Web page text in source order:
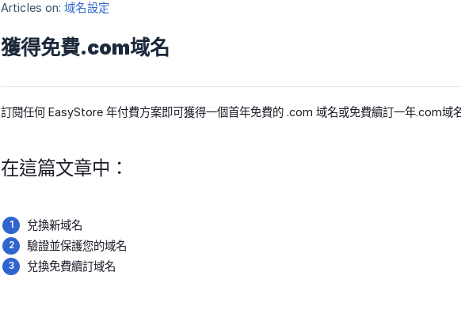
Articles on: 域名設定
獲得免費.com域名
訂閱任何 EasyStore 年付費方案即可獲得一個首年免費的 .com 域名或免費續訂一年.com域
在這篇文章中：
兌換新域名
驗證並保護您的域名
兌換免費續訂域名